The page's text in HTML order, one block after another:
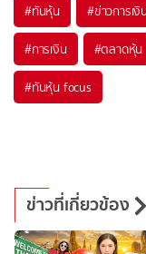
#ทันหุ้น #ข่าวการเงิ
#การเงิน #ตลาดหุ้น
#ทันหุ้น focus
ข่าวที่เกี่ยวข้อง